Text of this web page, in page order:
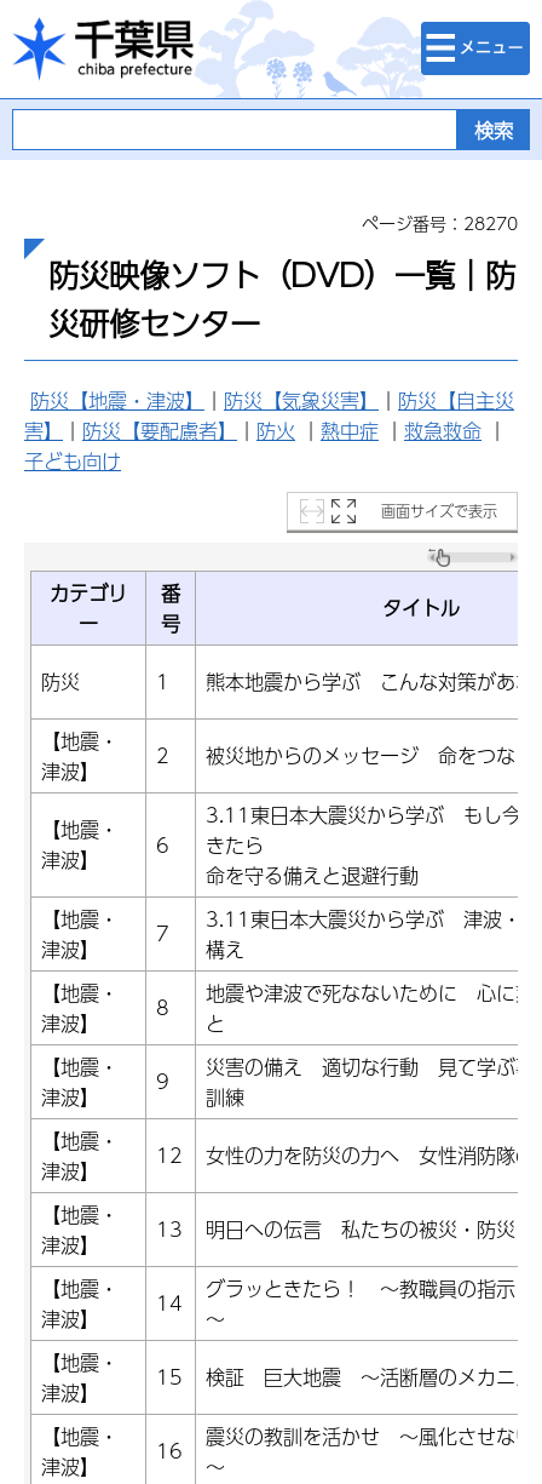
千葉県
検索・メニュ
ー
ページ番号：28270
防災映像ソフト（DVD）一覧｜防
災研修センター
防災【地震・津波】 ｜ 防災【気象災害】 ｜ 防災【自主災
害】
｜ 防災【要配慮者】 ｜ 防火 ｜ 熱中症 ｜ 救急救命 ｜
子ども向け
画面サイズで表示
カテゴリ
ー
番
号
タイトル
防災 1
熊本地震から学ぶ こんな対策があな
【地震・
津波】
2 被災地からのメッセージ 命をつなぐ
【地震・
津波】
6
3.11東日本大震災から学ぶ もし今
きたら
命を守る備えと退避行動
【地震・
津波】
7
3.11東日本大震災から学ぶ 津波・
構え
【地震・
津波】
8
地震や津波で死なないために 心に刻
と
【地震・
津波】
9
災害の備え 適切な行動 見て学ぶ事
訓練
【地震・
津波】
12
女性の力を防災の力へ 女性消防隊の
【地震・
津波】
13
明日への伝言 私たちの被災・防災・
【地震・
津波】
14
グラッときたら！ ～教職員の指示と
～
【地震・
津波】
15
検証 巨大地震 ～活断層のメカニズ
【地震・
津波】
16
震災の教訓を活かせ ～風化させない
～